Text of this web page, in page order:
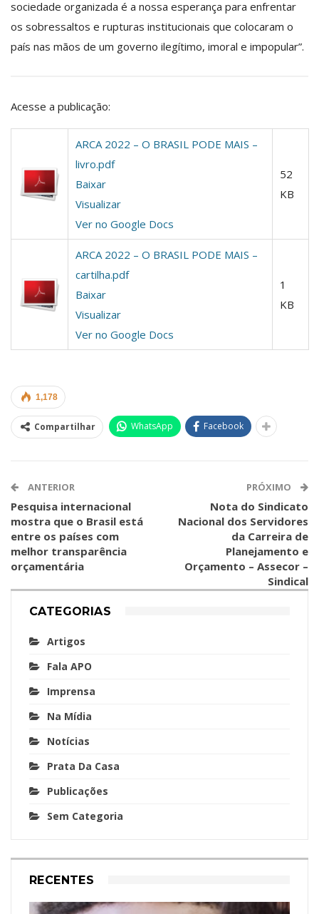
sociedade organizada é a nossa esperança para enfrentar
os sobressaltos e rupturas institucionais que colocaram o
país nas mãos de um governo ilegítimo, imoral e impopular”.
Acesse a publicação:
ARCA 2022 – O BRASIL PODE MAIS –
livro.pdf
Baixar
Visualizar
Ver no Google Docs
52
KB
ARCA 2022 – O BRASIL PODE MAIS –
cartilha.pdf
Baixar
Visualizar
Ver no Google Docs
1
KB
1,178
Compartilhar WhatsApp Facebook
ANTERIOR
Pesquisa internacional
mostra que o Brasil está
entre os países com
melhor transparência
orçamentária
PRÓXIMO
Nota do Sindicato
Nacional dos Servidores
da Carreira de
Planejamento e
Orçamento – Assecor –
Sindical
CATEGORIAS
Artigos
Fala APO
Imprensa
Na Mídia
Notícias
Prata Da Casa
Publicações
Sem Categoria
RECENTES